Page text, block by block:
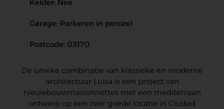
Kelder: Nee
Garage: Parkeren in perceel
Postcode: 03170
De unieke combinatie van klassieke en moderne
architectuur Luisa is een project van
nieuwbouwmaisonnettes met een mediterraan
ontwerp op een zeer goede locatie in Ciudad